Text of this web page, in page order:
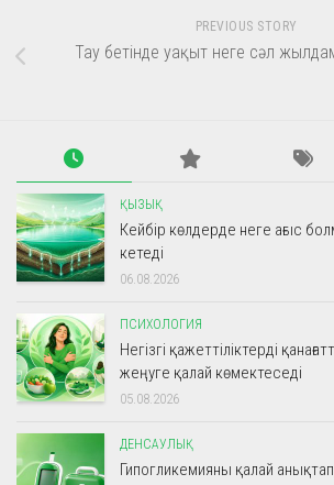
PREVIOUS STORY
Тау бетінде уақыт неге сәл
ҚЫЗЫҚ
Кейбір көлдерде неге ағыс
кетеді
06.08.2026
ПСИХОЛОГИЯ
Негізгі қажеттіліктерді
жеңуге қалай көмектеседі
05.08.2026
ДЕНСАУЛЫҚ
Гипогликемияны қалай